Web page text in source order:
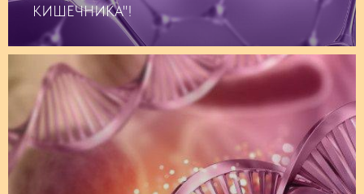
КИШЕЧНИКА"!